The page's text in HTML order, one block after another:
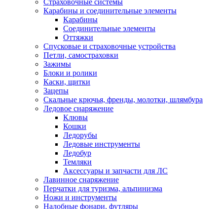
Страховочные системы
Карабины и соединительные элементы
Карабины
Соединительные элементы
Оттяжки
Спусковые и страховочные устройства
Петли, самостраховки
Зажимы
Блоки и ролики
Каски, щитки
Зацепы
Скальные крючья, френды, молотки, шлямбура
Ледовое снаряжение
Клювы
Кошки
Ледорубы
Ледовые инструменты
Ледобур
Темляки
Аксессуары и запчасти для ЛС
Лавинное снаряжение
Перчатки для туризма, альпинизма
Ножи и инструменты
Налобные фонари, футляры